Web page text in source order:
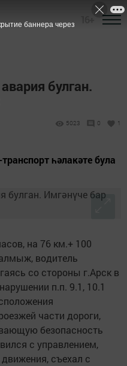
булган.
5023 0 1
һәлакәте була
на 76 км.+ 100
водитель
со стороны г.Арск в
п.п. 9.1, 10.1
части дороги,
безопасность
с управлением,
съехал с
баннера через